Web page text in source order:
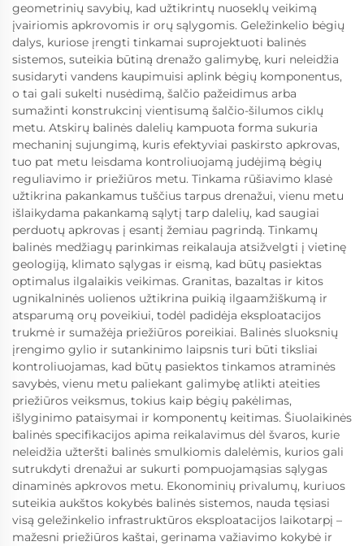
geometrinių savybių, kad užtikrintų nuoseklų veikimą
įvairiomis apkrovomis ir orų sąlygomis. Geležinkelio bėgių
dalys, kuriose įrengti tinkamai suprojektuoti balinės
sistemos, suteikia būtiną drenažo galimybę, kuri neleidžia
susidaryti vandens kaupimuisi aplink bėgių komponentus,
o tai gali sukelti nusėdimą, šalčio pažeidimus arba
sumažinti konstrukcinį vientisumą šalčio-šilumos ciklų
metu. Atskirų balinės dalelių kampuota forma sukuria
mechaninį sujungimą, kuris efektyviai paskirsto apkrovas,
tuo pat metu leisdama kontroliuojamą judėjimą bėgių
reguliavimo ir priežiūros metu. Tinkama rūšiavimo klasė
užtikrina pakankamus tuščius tarpus drenažui, vienu metu
išlaikydama pakankamą sąlytį tarp dalelių, kad saugiai
perduotų apkrovas į esantį žemiau pagrindą. Tinkamų
balinės medžiagų parinkimas reikalauja atsižvelgti į vietinę
geologiją, klimato sąlygas ir eismą, kad būtų pasiektas
optimalus ilgalaikis veikimas. Granitas, bazaltas ir kitos
ugnikalninės uolienos užtikrina puikią ilgaamžiškumą ir
atsparumą orų poveikiui, todėl padidėja eksploatacijos
trukmė ir sumažėja priežiūros poreikiai. Balinės sluoksnių
įrengimo gylio ir sutankinimo laipsnis turi būti tiksliai
kontroliuojamas, kad būtų pasiektos tinkamos atraminės
savybės, vienu metu paliekant galimybę atlikti ateities
priežiūros veiksmus, tokius kaip bėgių pakėlimas,
išlyginimo pataisymai ir komponentų keitimas. Šiuolaikinės
balinės specifikacijos apima reikalavimus dėl švaros, kurie
neleidžia užteršti balinės smulkiomis dalelėmis, kurios gali
sutrukdyti drenažui ar sukurti pompuojamąsias sąlygas
dinaminės apkrovos metu. Ekonominių privalumų, kuriuos
suteikia aukštos kokybės balinės sistemos, nauda tęsiasi
visą geležinkelio infrastruktūros eksploatacijos laikotarpį –
mažesni priežiūros kaštai, gerinama važiavimo kokybė ir